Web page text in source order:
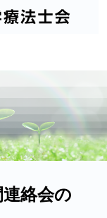
絡会の